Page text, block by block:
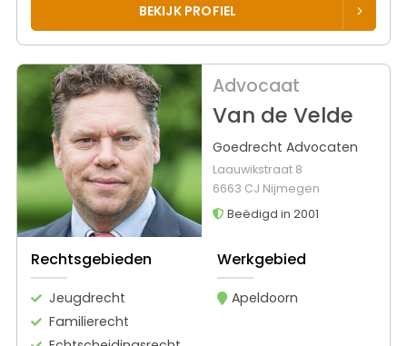
BEKIJK PROFIEL
Advocaat
Van de Velde
Goedrecht Advocaten
Laauwikstraat 8
6663 CJ Nijmegen
Beëdigd in 2001
Rechtsgebieden
Jeugdrecht
Familierecht
Werkgebied
Apeldoorn